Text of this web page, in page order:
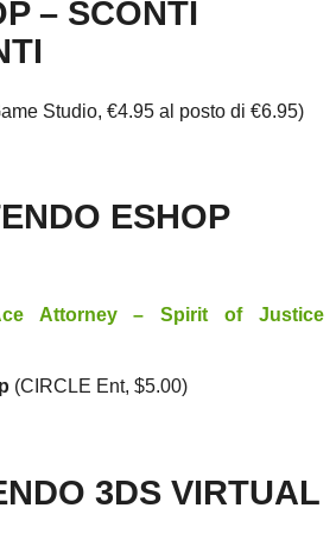
– SCONTI
Studio, €4.95 al posto di €6.95)
ESHOP
Attorney – Spirit of Justice
(CIRCLE Ent, $5.00)
3DS VIRTUAL